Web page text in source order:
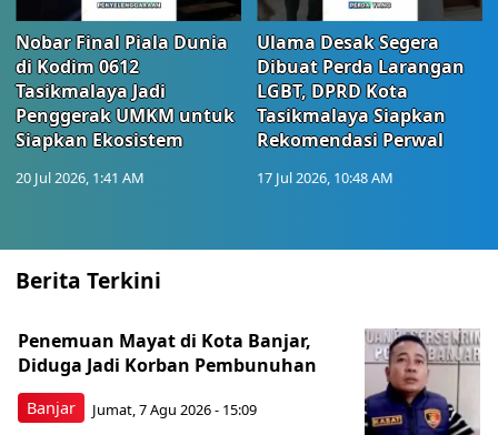
Nobar Final Piala Dunia
di Kodim 0612
Tasikmalaya Jadi
Penggerak UMKM untuk
Siapkan Ekosistem
20 Jul 2026, 1:41 AM
Ulama Desak Segera
Dibuat Perda Larangan
LGBT, DPRD Kota
Tasikmalaya Siapkan
Rekomendasi Perwal
17 Jul 2026, 10:48 AM
Berita Terkini
Banjar
Penemuan Mayat di Kota Banjar,
Diduga Jadi Korban Pembunuhan
Jumat, 7 Agu 2026 - 15:09